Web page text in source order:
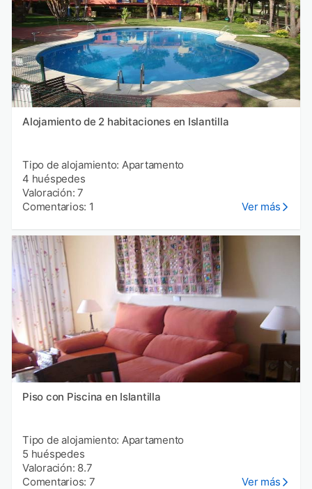
Alojamiento de 2 habitaciones en Islantilla
Tipo de alojamiento: Apartamento
4 huéspedes
Valoración: 7
Comentarios: 1
Ver más
Piso con Piscina en Islantilla
Tipo de alojamiento: Apartamento
5 huéspedes
Valoración: 8.7
Comentarios: 7
Ver más